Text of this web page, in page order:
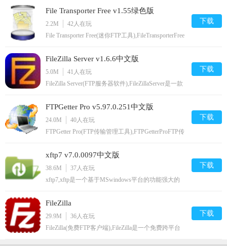
等,您可以免费下载。
File Transporter Free v1.55绿色版
2.2M 42 人在玩
File Transporter Free(迷你FTP工具),FileTransporterFree
器，其功能完全可与其他的FTP工具相媲美，需要的
朋友快来下载吧,您可以免费下载。
下载
FileZilla Server v1.6.6中文版
5.0M 41 人在玩
FileZilla Server(FTP服务器软件),FileZillaServer是一款
让你轻松又容易架设一FTP服务器新增组配置，上传
及下载速度限制，用户在线显示及踢除,您可以免费
下载。
下载
FTPGetter Pro v5.97.0.251中文版
24.0M 40 人在玩
FTPGetter Pro(FTP传输管理工具),FTPGetterProFTP传
够从远程服务器网站或网络查看，编辑，上传，下载
和删除文件的软件,您可以免费下载。
下载
xftp7 v7.0.0097中文版
38.6M 37 人在玩
xftp7,xftp是一个基于MSwindows平台的功能强大的
WindowsPC之间传输文件,您可以免费下载。
下载
FileZilla
29.9M 36 人在玩
FileZilla(免费FTP客户端),FileZilla是一个免费跨平台
FTP软件所有的常见功能。小编平时搭建、维护网站
下载